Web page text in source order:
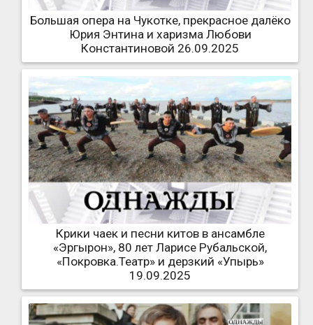
Большая опера на Чукотке, прекрасное далёко
Юрия Энтина и харизма Любови
Константиновой 26.09.2025
Крики чаек и песни китов в ансамбле
«Эргырон», 80 лет Ларисе Рубальской,
«Покровка.Театр» и дерзкий «Упырь»
19.09.2025